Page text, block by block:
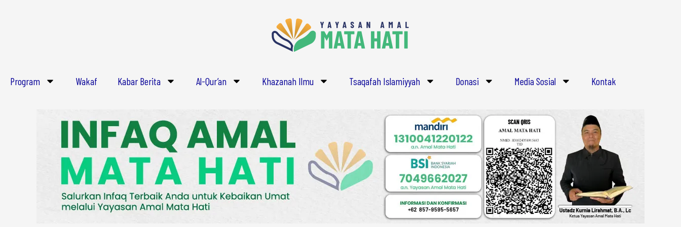
Program Wakaf Kabar Berita Al-Qur’an Khazanah Ilmu Tsaqafah Islamiyyah Donasi Media Sosial Kontak